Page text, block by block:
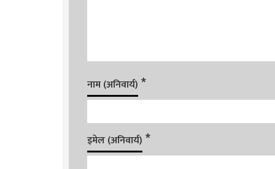
नाम (अनिवार्य) *
इमेल (अनिवार्य) *